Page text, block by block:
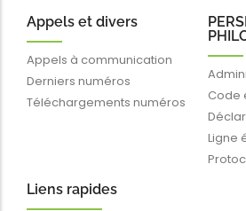
Appels et divers
Appels à communication
Derniers numéros
Téléchargements numéros
Code
Ligne
Liens rapides